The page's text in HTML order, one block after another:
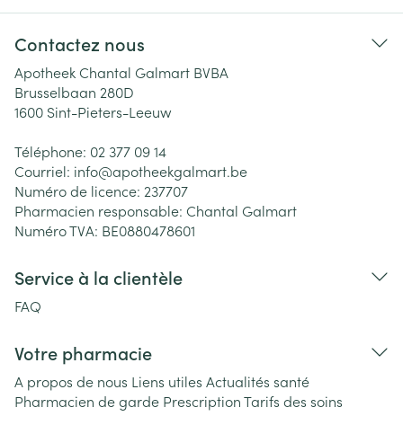
Contactez nous
Apotheek Chantal Galmart BVBA
Brusselbaan 280D
1600 Sint-Pieters-Leeuw
Téléphone: 02 377 09 14
Courriel: info@apotheekgalmart.be
Numéro de licence: 237707
Pharmacien responsable: Chantal Galmart
Numéro TVA: BE0880478601
Service à la clientèle
FAQ
Votre pharmacie
A propos de nous Liens utiles Actualités santé
Pharmacien de garde PrescriptionTarifs des soins